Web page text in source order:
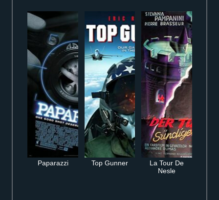
Paparazzi Top Gunner
La Tour De
Nesle